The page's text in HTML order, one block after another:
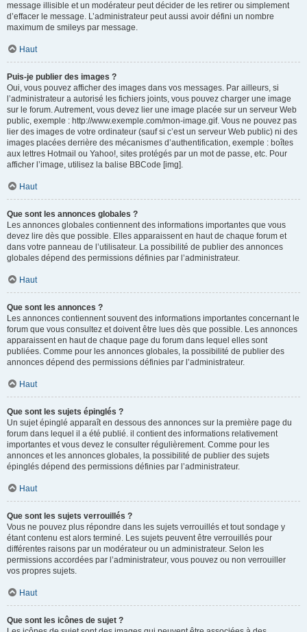
message illisible et un modérateur peut décider de les retirer ou simplement
d’effacer le message. L’administrateur peut aussi avoir défini un nombre
maximum de smileys par message.
Haut
Puis-je publier des images ?
Oui, vous pouvez afficher des images dans vos messages. Par ailleurs, si
l’administrateur a autorisé les fichiers joints, vous pouvez charger une image
sur le forum. Autrement, vous devez lier une image placée sur un serveur Web
public, exemple : http://www.exemple.com/mon-image.gif. Vous ne pouvez pas
lier des images de votre ordinateur (sauf si c’est un serveur Web public) ni des
images placées derrière des mécanismes d’authentification, exemple : boîtes
aux lettres Hotmail ou Yahoo!, sites protégés par un mot de passe, etc. Pour
afficher l’image, utilisez la balise BBCode [img].
Haut
Que sont les annonces globales ?
Les annonces globales contiennent des informations importantes que vous
devez lire dès que possible. Elles apparaissent en haut de chaque forum et
dans votre panneau de l’utilisateur. La possibilité de publier des annonces
globales dépend des permissions définies par l’administrateur.
Haut
Que sont les annonces ?
Les annonces contiennent souvent des informations importantes concernant le
forum que vous consultez et doivent être lues dès que possible. Les annonces
apparaissent en haut de chaque page du forum dans lequel elles sont
publiées. Comme pour les annonces globales, la possibilité de publier des
annonces dépend des permissions définies par l’administrateur.
Haut
Que sont les sujets épinglés ?
Un sujet épinglé apparaît en dessous des annonces sur la première page du
forum dans lequel il a été publié. il contient des informations relativement
importantes et vous devez le consulter régulièrement. Comme pour les
annonces et les annonces globales, la possibilité de publier des sujets
épinglés dépend des permissions définies par l’administrateur.
Haut
Que sont les sujets verrouillés ?
Vous ne pouvez plus répondre dans les sujets verrouillés et tout sondage y
étant contenu est alors terminé. Les sujets peuvent être verrouillés pour
différentes raisons par un modérateur ou un administrateur. Selon les
permissions accordées par l’administrateur, vous pouvez ou non verrouiller
vos propres sujets.
Haut
Que sont les icônes de sujet ?